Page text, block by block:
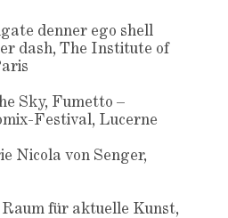
denner ego shell
dash, The Institute of
Sky, Fumetto –
Festival, Lucerne
Nicola von Senger,
Raum für aktuelle Kunst,